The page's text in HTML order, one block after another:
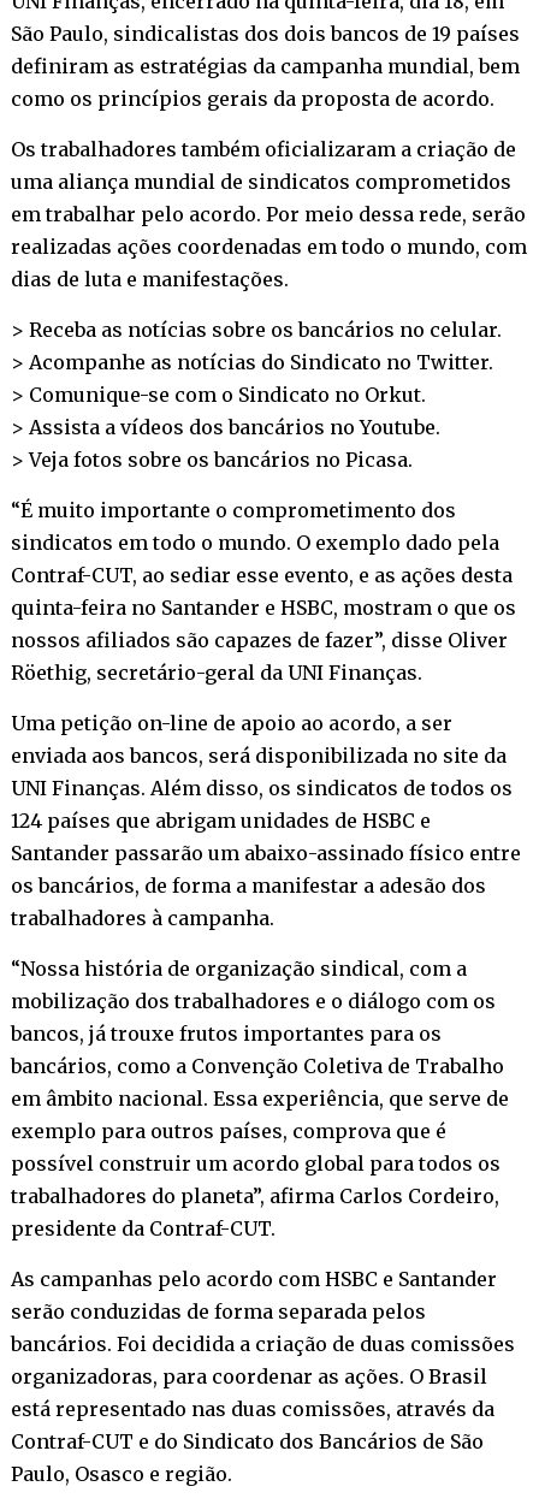
São Paulo, sindicalistas dos dois bancos de 19 países
definiram as estratégias da campanha mundial, bem
como os princípios gerais da proposta de acordo.
Os trabalhadores também oficializaram a criação de
uma aliança mundial de sindicatos comprometidos
em trabalhar pelo acordo. Por meio dessa rede, serão
realizadas ações coordenadas em todo o mundo, com
dias de luta e manifestações.
> Receba as notícias sobre os bancários no celular.
> Acompanhe as notícias do Sindicato no Twitter.
> Comunique-se com o Sindicato no Orkut.
> Assista a vídeos dos bancários noYoutube.
> Veja fotos sobre os bancários no Picasa.
“É muito importante o comprometimento dos
sindicatos em todo o mundo. O exemplo dado pela
Contraf-CUT, ao sediar esse evento, e as ações desta
quinta-feira no Santander e HSBC, mostram o que os
nossos afiliados são capazes de fazer”, disse Oliver
Röethig, secretário-geral da UNI Finanças.
Uma petição on-line de apoio ao acordo, a ser
enviada aos bancos, será disponibilizada no site da
UNI Finanças. Além disso, os sindicatos de todos os
124 países que abrigam unidades de HSBC e
Santander passarão um abaixo-assinado físico entre
os bancários, de forma a manifestar a adesão dos
trabalhadores à campanha.
“Nossa história de organização sindical, com a
mobilização dos trabalhadores e o diálogo com os
bancos, já trouxe frutos importantes para os
bancários, como a Convenção Coletiva de Trabalho
em âmbito nacional. Essa experiência, que serve de
exemplo para outros países, comprova que é
possível construir um acordo global para todos os
trabalhadores do planeta”, afirma Carlos Cordeiro,
presidente da Contraf-CUT.
As campanhas pelo acordo com HSBC e Santander
serão conduzidas de forma separada pelos
bancários. Foi decidida a criação de duas comissões
organizadoras, para coordenar as ações. O Brasil
está representado nas duas comissões, através da
Contraf-CUT e do Sindicato dos Bancários de São
Paulo, Osasco e região.